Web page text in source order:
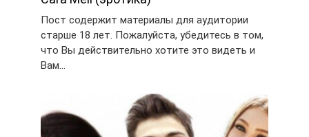
Пост содержит материалы для аудитории
старше 18 лет. Пожалуйста, убедитесь в том,
что Вы действительно хотите это видеть и
Вам…